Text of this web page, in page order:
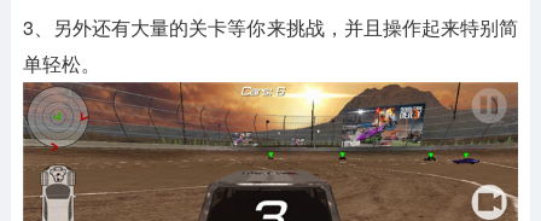
3、另外还有大量的关卡等你来挑战，并且操作起来特别简
单轻松。